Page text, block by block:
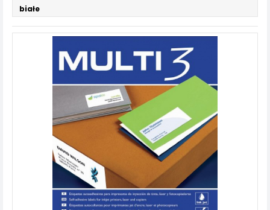
białe